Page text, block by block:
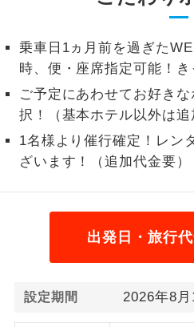
乗車日1ヵ月前を過ぎた
時、便・座席指定可能！き
ご予定にあわせてお好き
択！（基本ホテル以外は追
1名様より催行確定！レン
ざいます！（追加代金要）
出発日・旅行
設定期間 2026年8
ホン
をじっくり
1名様催行
1名様から
す。
2名様催行
2名様から
す。
おひとり様参
おひとり様
スです。
コースです
ご夫婦限定
ご夫婦限定